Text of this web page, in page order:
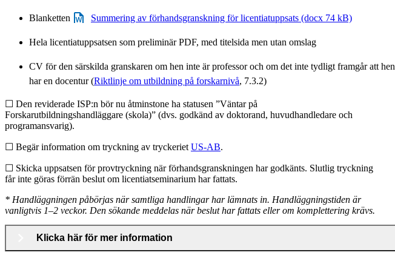
Blanketten Summering av förhandsgranskning för licentiatuppsats (docx 74 kB)
Hela licentiatuppsatsen som preliminär PDF, med titelsida men utan omslag
CV för den särskilda granskaren om hen inte är professor och om det inte tydligt framgår att hen
har en docentur (Riktlinje om utbildning på forskarnivå, 7.3.2)
☐ Den reviderade ISP:n bör nu åtminstone ha statusen ”Väntar på
Forskarutbildningshandläggare (skola)” (dvs. godkänd av doktorand, huvudhandledare och
programansvarig).
☐ Begär information om tryckning av tryckeriet US-AB.
☐ Skicka uppsatsen för provtryckning när förhandsgranskningen har godkänts. Slutlig tryckning
får inte göras förrän beslut om licentiatseminarium har fattats.
* Handläggningen påbörjas när samtliga handlingar har lämnats in. Handläggningstiden är
vanligtvis 1–2 veckor. Den sökande meddelas när beslut har fattats eller om komplettering krävs.
Klicka här för mer information